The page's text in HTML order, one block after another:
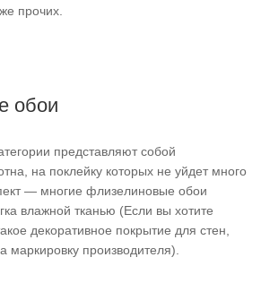
прочих.
обои
представляют собой
на поклейку которых не уйдет много
— многие флизелиновые обои
влажной тканью (Если вы хотите
декоративное покрытие для стен,
маркировку производителя).